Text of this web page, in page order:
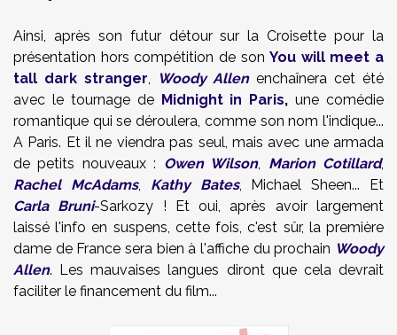
Ainsi, après son futur détour sur la Croisette pour la
présentation hors compétition de sonYou will meet a
tall dark stranger, Woody Allenenchaînera cet été
avec le tournage de Midnight in Paris,une comédie
romantique qui se déroulera, comme son nom l'indique...
A Paris. Et il ne viendra pas seul, mais avec une armada
de petits nouveaux : Owen Wilson, Marion Cotillard,
Rachel McAdams, Kathy Bates, Michael Sheen... Et
Carla Bruni-Sarkozy ! Et oui, après avoir largement
laissé l'info en suspens, cette fois, c'est sûr, la première
dame de France sera bien à l'affiche du prochain Woody
Allen. Les mauvaises langues diront que cela devrait
faciliter le financement du film...